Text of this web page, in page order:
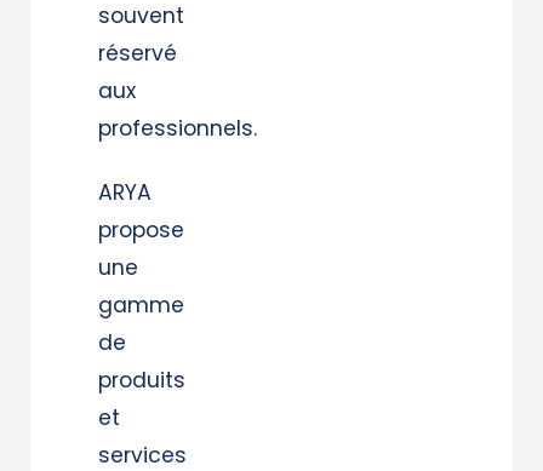
souvent
réservé
aux
professionnels.
ARYA
propose
une
gamme
de
produits
et
services